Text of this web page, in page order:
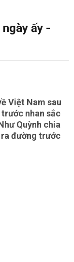
ấy -
Việt Nam sau
trước nhan sắc
Quỳnh chia
đường trước